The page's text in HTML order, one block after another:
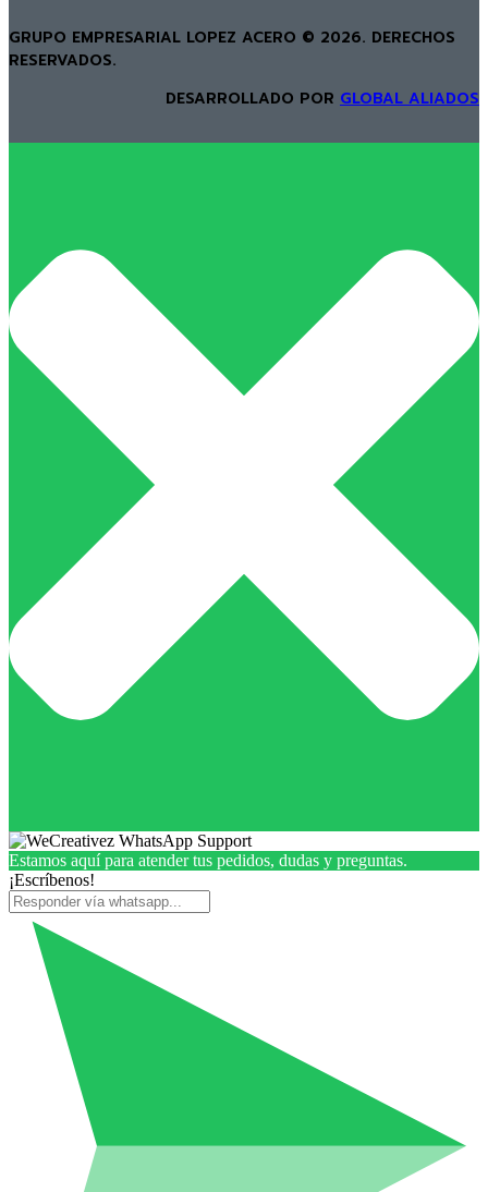
GRUPO EMPRESARIAL LOPEZ ACERO © 2026. DERECHOS
RESERVADOS.
DESARROLLADO POR GLOBAL ALIADOS
Estamos aquí para atender tus pedidos, dudas y preguntas.
¡Escríbenos!